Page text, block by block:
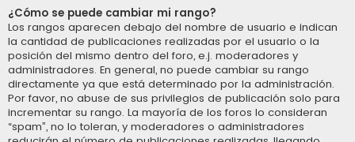
¿Cómo se puede cambiar mi rango?
Los rangos aparecen debajo del nombre de usuario e indican
la cantidad de publicaciones realizadas por el usuario o la
posición del mismo dentro del foro, e.j. moderadores y
administradores. En general, no puede cambiar su rango
directamente ya que está determinado por la administración.
Por favor, no abuse de sus privilegios de publicación solo para
incrementar su rango. La mayoría de los foros lo consideran
“spam”, no lo toleran, y moderadores o administradores